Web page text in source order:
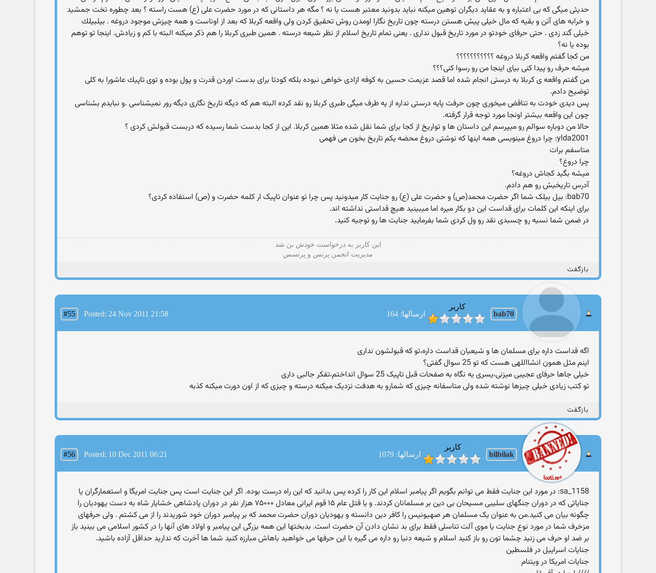
حدیثی میگی كه بی اعتباره و به عقاید دیگران توهین میكنه نباید بدونید معتبر هست یا نه ؟ مگه هر داستانی كه در مورد حضرت علی (ع) هست راسته ؟ بعد چطوره تخت جمشید
و خرابه های آتن و بقیه كه مال خیلی پیش هستن درسته چون تاریخ نگارا اومدن روش تحقیق كردن ولی واقعه كربلا كه بعد از اوناست و همه چیزش موجود دروغه . بیلبیلك
خیلی گند زدی . حتی حرفای خودتو در مورد تاریخ قبول نداری . یعنی تمام تاریخ اسلام از نظر شیعه درسته . همین طبری كربلا را هم ذكر میكنه البته با كم و زیادش. اینجا تو توهم
بوده یا نه؟
من كجا گفتم واقعه كربلا دروغه ؟؟؟؟؟؟؟؟؟؟؟
میشه حرف رو پیدا كنی بیای اینجا من رو رسوا كنی؟؟؟
من گفتم واقعه ی كربلا به درستی انجام شده اما قصد عزیمت حسین به كوفه ازادی خواهی نبوده بلكه كودتا برای بدست اوردن قدرت و پول بوده و توی تاپیك عاشورا به كلی
توضیح دادم.
پس دیدی خودت به تناقض میخوری چون حرفت پایه درستی نداره از یه طرف میگی طبری كربلا رو نقد كرده البته هم كه دیگه تاریخ نگاری دیگه رور نمیشناسی .و نبایدم بشناسی
چون این واقعه بیشتر اونجا مورد توجه قرار گرفته.
حالا من دوباره سوالم رو میپرسم این داستان ها و تواریخ از كجا برای شما نقل شده مثلا همین كربلا. این از كجا بدست شما رسیده كه دربست قبولش كردی ؟
ylda2001: چرا دروغ مینویسی همه اینها كه نوشتی دروغ محضه یكم تاریخ بخون می فهمی
متاسفم برات
چرا دروغ؟
میشه بگید كجاش دروغه؟
آدرس تاریخیش رو هم دادم.
bab70: بیل بیلک شما اگر حضرت محمد(ص) و حضرت علی (ع) رو جنایت کار میدونید پس چرا تو عنوان تاپیک ار کلمه حضرت و (ص) استفاده کردی؟
برای اینکه این کلمات برای قداست این دو بکار میره اما میبینید هیچ قداستی نداشته اند.
در ضمن شما نسیه رو چسبدی نقد رو ول کردی شما بفرمایید جنایت ها رو توجیه کنید.
این كاربر به درخواست خودش بن شد
مدیریت انجمن پرنس و پرنسس
بازگفت
bab70
کاربر
ارسالها: 164
#55 Posted: 24 Nov 2011 21:58
اگه قداست داره برای مسلمان ها و شیعیان قداست داره،تو که قبولشون نداری
اینم مثل همون انشااللهی هست که تو 25 سوال گفتی؟
خیلی جاها حرفای عجیبی میزنی،یسری یه نگاه به صفحات قبل تاپیک 25 سوال انداختم،تفکر جالبی داری
تو کتب زیادی خیلی چیزها نوشته شده ولی متاسفانه چیزی که شمارو به هدفت نزدیک میکنه درسته و چیزی که از اون دورت میکنه کذبه
بازگفت
bilbilak
کاربر
ارسالها: 1079
#56 Posted: 10 Dec 2011 06:21
sa_1158: در مورد این جنایت فقط می توانم بگویم اگر پیامبر اسلام این کار را کرده پس بدانید که این راه درست بوده. اگر این جنایت است پس جنایت امریگا و استعمارگران یا
جنایاتی که در دوران جنگهای سلیبی مسیحان بی دین بر مسلمانان کردند. و یا قتل عام ۱۵ قوم ایرانی معادل ۷۵۰۰۰ هزار نفر در دوران پادشاهی خشایار شاه به دست یهودیان را
چگونه بیان می کنید.من به عنوان یک مسلمان هر صهیونیس را کافر دین دانسته و یهودیان دوران حضرت محمد که بر پیامبر دوران خود شوریدند را از می کشتم . ولی حرفهای
مزخرف شما در مورد نوع جنایت یا موی آلت تناسلی فقط برای بد نشان دادن آن حضرت است. بدبختها این همه بزرگی این پیامبر و اولاد های آنها را در کشور اسلامی می بینید باز
بر ضد او حرف می زنید چشما تون رو باز کنید اسلام و شیعه دنیا رو داره می گیره با این حرفها می خواهید باهاش مبارزه کنید شما ها آخرت که ندارید حداقل آزاده باشید.
جنایات اسراییل در فلسطین
جنایات امریکا در ویتنام